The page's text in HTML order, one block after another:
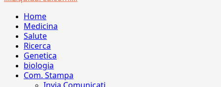
Home
Medicina
Salute
Ricerca
Genetica
biologia
Com. Stampa